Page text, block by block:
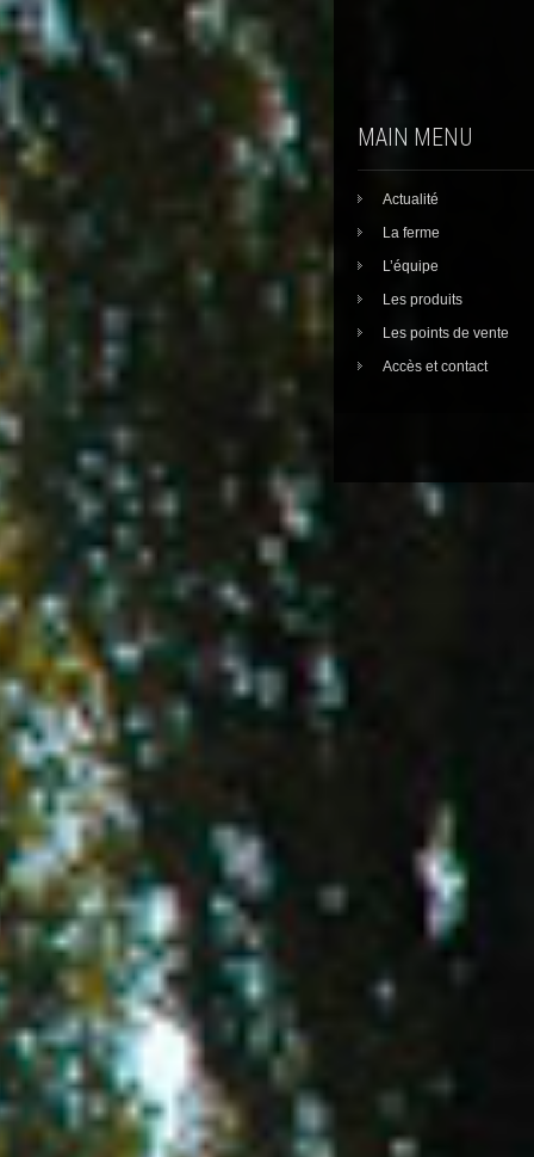
MAIN MENU
Actualité
La ferme
L’équipe
Les produits
Les points de vente
Accès et contact